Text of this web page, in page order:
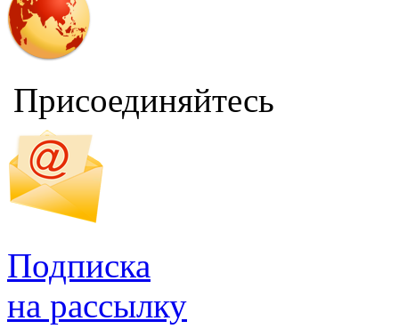
Присоединяйтесь
Подписка
на рассылку